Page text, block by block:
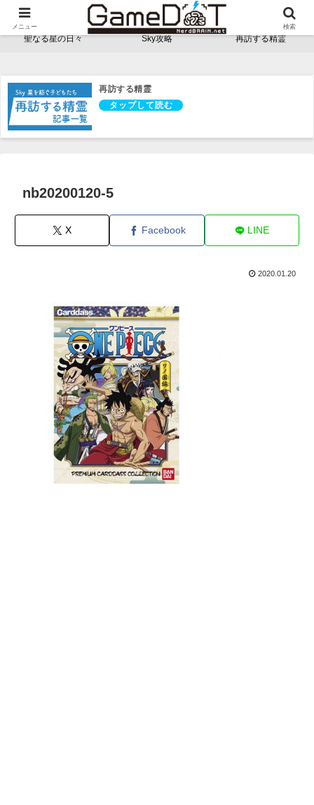
NerdBRAINゲーム支部 - ゲームドット -
聖なる星の日々 Sky攻略 再訪する精霊
再訪する精霊
nb20200120-5
X Facebook LINE
2020.01.20
メニュー 検索